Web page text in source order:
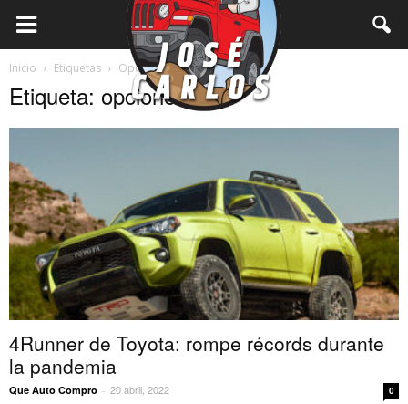
Inicio Etiquetas Opciones
Etiqueta: opciones
4Runner de Toyota: rompe récords durante
la pandemia
Que Auto Compro - 20 abril, 2022 0